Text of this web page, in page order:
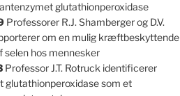
glutathionperoxidase
Professorer R.J. Shamberger og D.V.
om en mulig kræftbeskyttende
selen hos mennesker
Professor J.T. Rotruck identificerer
glutathionperoxidase som et